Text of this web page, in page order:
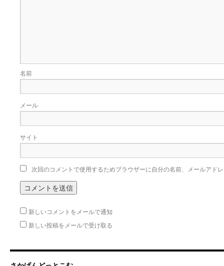
名前
メール
サイト
次回のコメントで使用するためブラウザーに自分の名前、メールアド
新しいコメントをメールで通知
新しい投稿をメールで受け取る